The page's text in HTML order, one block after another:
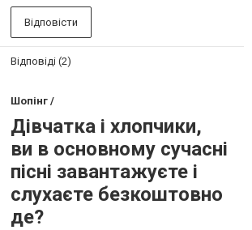
Відповісти
Відповіді (2)
Шопінг /
Дівчатка і хлопчики,
ви в основному сучасні
пісні завантажуєте і
слухаєте безкоштовно
де?